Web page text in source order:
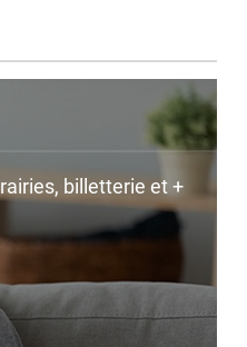
billetterie et +